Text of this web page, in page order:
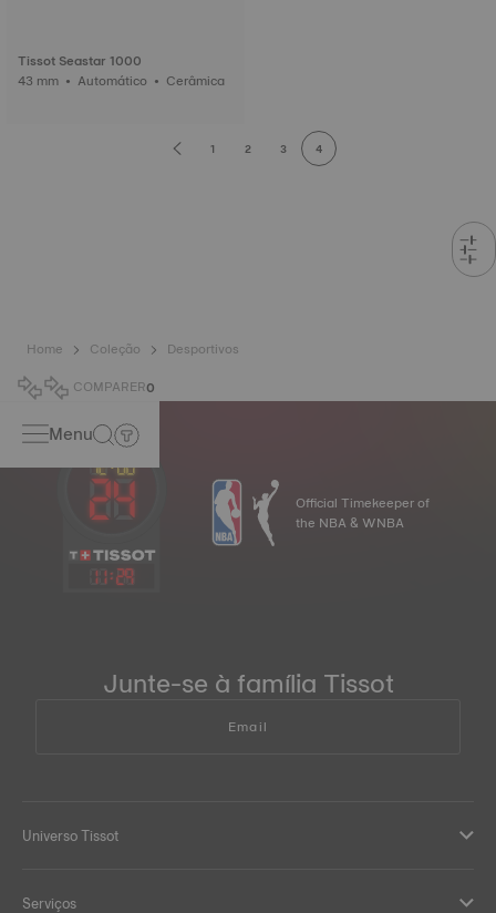
Tissot Seastar 1000
43 mm • Automático • Cerâmica
1 2 3 4
Home Coleção
Desportivos
COMPARER0
Menu
11:29
Official Timekeeper of
the NBA & WNBA
Junte-se à família Tissot
Email
Universo Tissot
Serviços